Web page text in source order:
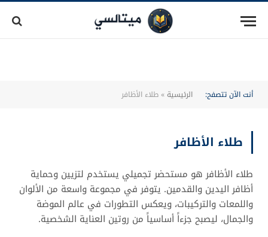
أنت الآن تتصفح: الرئيسية»طلاء الأظافر
طلاء الأظافر
طلاء الأظافر هو مستحضر تجميلي يستخدم لتزيين وحماية
أظافر اليدين والقدمين. يتوفر في مجموعة واسعة من الألوان
واللمعات والتركيبات، ويعكس التطورات في عالم الموضة
والجمال، ليصبح جزءاً أساسياً من روتين العناية الشخصية.